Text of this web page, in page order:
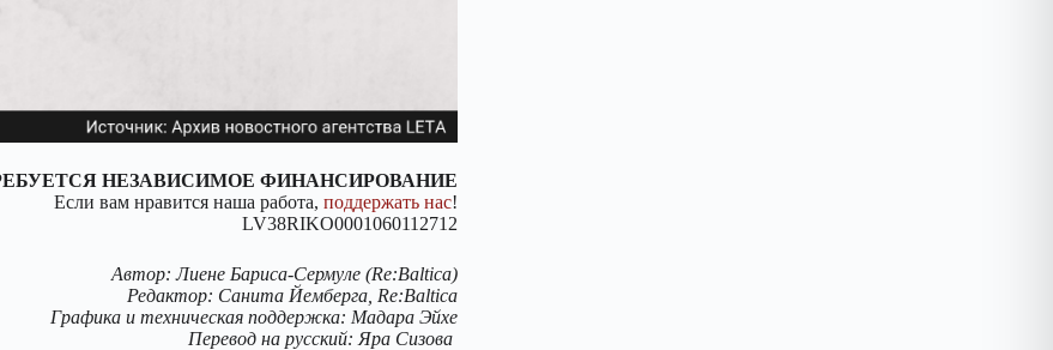
НЕЗАВИСИМОЕ ФИНАНСИРОВАНИЕ
Если вам нравится наша работа, поддержать нас!
LV38RIKO0001060112712
Автор: Лиене Бариса-Сермуле (Re:Baltica)
Редактор: Санита Йемберга, Re:Baltica
Графика и техническая поддержка: Мадара Эйхе
Перевод на русский: Яра Сизова